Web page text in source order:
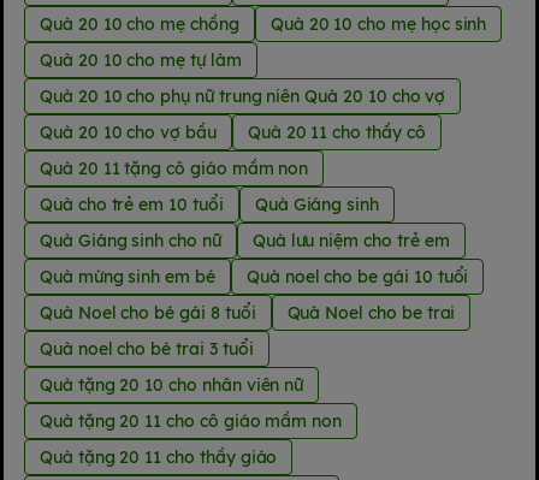
Quà 20 10 cho mẹ chồng
Quà 20 10 cho mẹ học sinh
Quà 20 10 cho mẹ tự làm
Quà 20 10 cho phụ nữ trung niên Quà 20 10 cho vợ
Quà 20 10 cho vợ bầu
Quà 20 11 cho thầy cô
Quà 20 11 tặng cô giáo mầm non
Quà cho trẻ em 10 tuổi
Quà Giáng sinh
Quà Giáng sinh cho nữ
Quà lưu niệm cho trẻ em
Quà mừng sinh em bé
Quà noel cho be gái 10 tuổi
Quà Noel cho bé gái 8 tuổi
Quà Noel cho be trai
Quà noel cho bé trai 3 tuổi
Quà tặng 20 10 cho nhân viên nữ
Quà tặng 20 11 cho cô giáo mầm non
Quà tặng 20 11 cho thầy giáo